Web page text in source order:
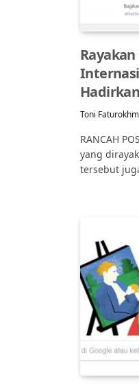
Toni
RANCAH
yang
tersebut